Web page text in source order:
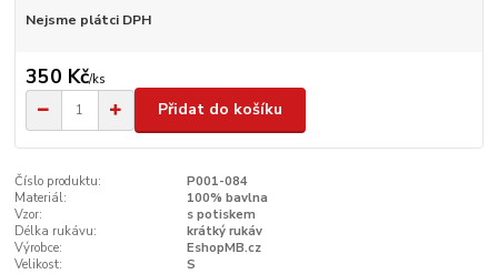
Nejsme plátci DPH
350 Kč/ks
Přidat do košíku
Číslo produktu:
P001-084
Materiál:
100% bavlna
Vzor:
s potiskem
Délka rukávu:
krátký rukáv
Výrobce:
EshopMB.cz
Velikost:
S